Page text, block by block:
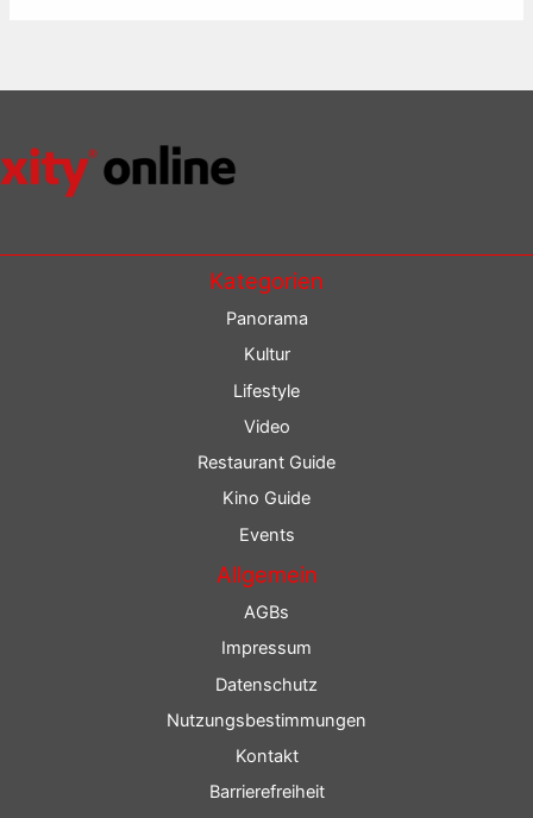
Kategorien
Panorama
Kultur
Lifestyle
Video
Restaurant Guide
Kino Guide
Events
Allgemein
AGBs
Impressum
Datenschutz
Nutzungsbestimmungen
Kontakt
Barrierefreiheit